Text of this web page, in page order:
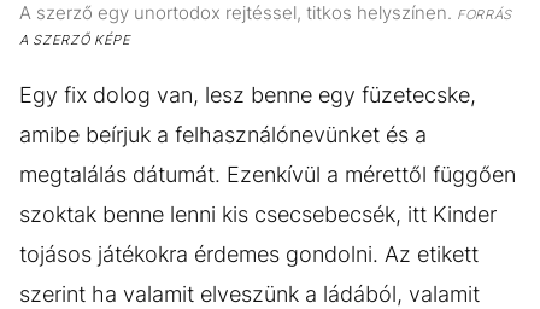
A szerző egy unortodox rejtéssel, titkos helyszínen. FORRÁS
A SZERZŐ KÉPE
Egy fix dolog van, lesz benne egy füzetecske,
amibe beírjuk a felhasználónevünket és a
megtalálás dátumát. Ezenkívül a mérettől függően
szoktak benne lenni kis csecsebecsék, itt Kinder
tojásos játékokra érdemes gondolni. Az etikett
szerint ha valamit elveszünk a ládából, valamit